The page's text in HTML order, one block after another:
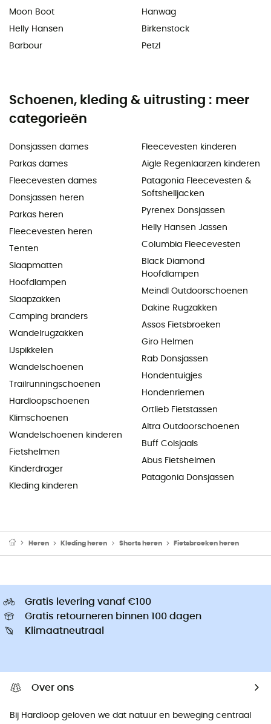
Moon Boot
Helly Hansen
Barbour
Hanwag
Birkenstock
Petzl
Schoenen, kleding & uitrusting : meer
categorieën
Donsjassen dames
Parkas dames
Fleecevesten dames
Donsjassen heren
Parkas heren
Fleecevesten heren
Tenten
Slaapmatten
Hoofdlampen
Slaapzakken
Camping branders
Wandelrugzakken
IJspikkelen
Wandelschoenen
Trailrunningschoenen
Hardloopschoenen
Klimschoenen
Wandelschoenen kinderen
Fietshelmen
Kinderdrager
Kleding kinderen
Fleecevesten kinderen
Aigle Regenlaarzen kinderen
Patagonia Fleecevesten &
Softshelljacken
Pyrenex Donsjassen
Helly Hansen Jassen
Columbia Fleecevesten
Black Diamond
Hoofdlampen
Meindl Outdoorschoenen
Dakine Rugzakken
Assos Fietsbroeken
Giro Helmen
Rab Donsjassen
Hondentuigjes
Hondenriemen
Ortlieb Fietstassen
Altra Outdoorschoenen
Buff Colsjaals
Abus Fietshelmen
Patagonia Donsjassen
Heren Kleding heren Shorts heren Fietsbroeken heren
Gratis levering vanaf €100
Gratis retourneren binnen 100 dagen
Klimaatneutraal
Over ons
Bij Hardloop geloven we dat natuur en beweging centraal